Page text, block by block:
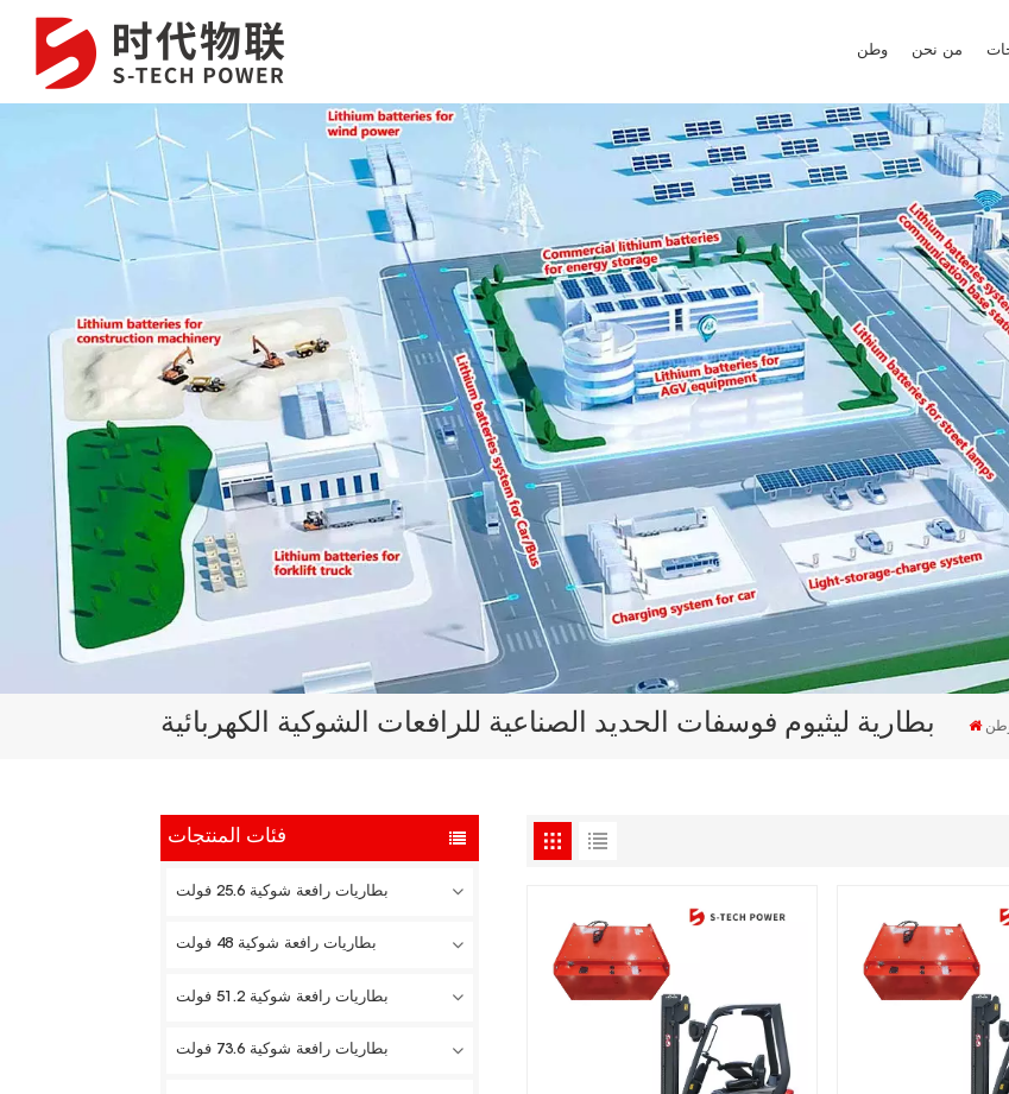
وطن من نحن
بطارية ليثيوم فوسفات الحديد الصناعية للرافعات الشوكية الكهربائية
فئات المنتجات
بطاريات رافعة شوكية 25.6 فولت
بطاريات رافعة شوكية 48 فولت
بطاريات رافعة شوكية 51.2 فولت
بطاريات رافعة شوكية 73.6 فولت